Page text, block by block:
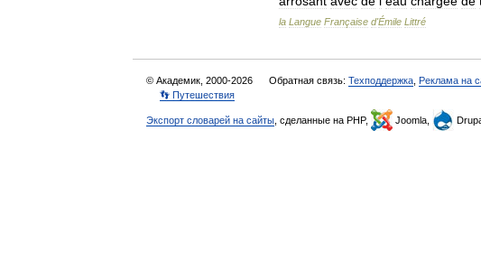
la Langue Française d'Émile Littré
© Академик, 2000-2026 Обратная связь: Техподдержка Реклама на
👣 Путешествия
Экспорт словарей на сайты , сделанные на PHP, Joomla,